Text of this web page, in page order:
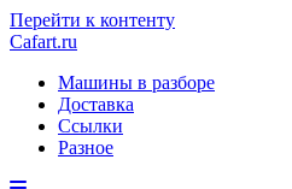
Перейти к контенту
Cafart.ru
Машины в разборе
Доставка
Ссылки
Разное